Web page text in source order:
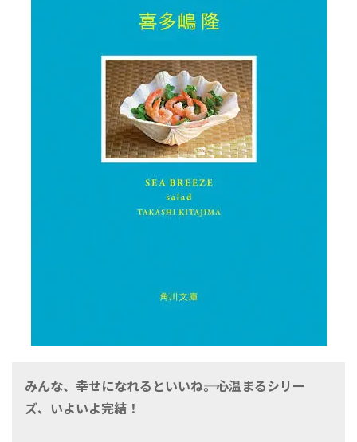
みんな、幸せになれるといいね――。心温まるシリー
ズ、いよいよ完結！